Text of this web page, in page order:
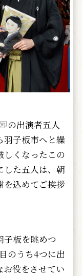
の出演者五人
羽子板市へと繰
しくなったこの
した五人は、朝
を込めてご挨拶
板を眺めつ
のうち4つに出
お役をさせてい